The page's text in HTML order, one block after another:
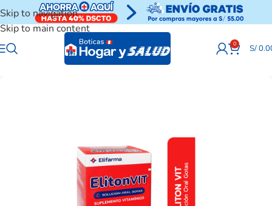
Skip to navigation
Skip to main content
0 S/